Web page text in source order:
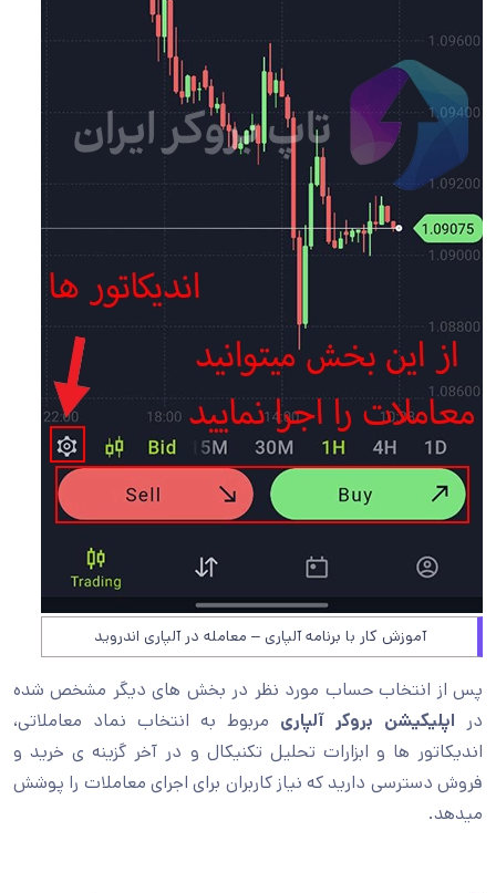
آموزش کار با برنامه آلپاری – معامله در آلپاری اندروید
پس از انتخاب حساب مورد نظر در بخش های دیگر مشخص شده
در اپلیکیشن بروکر آلپاری مربوط به انتخاب نماد معاملاتی،
اندیکاتور ها و ابزارات تحلیل تکنیکال و در آخر گزینه ی خرید و
فروش دسترسی دارید که نیاز کاربران برای اجرای معاملات را پوشش
میدهد.